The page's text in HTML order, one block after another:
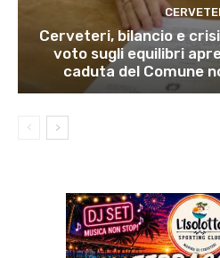
Cerveteri, bilancio e
voto sugli equilibri
caduta del Comune